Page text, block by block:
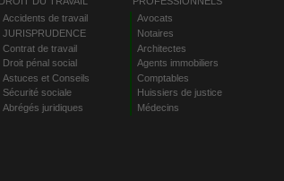
Accidents de travail
JURISPRUDENCE
Contrat de travail
Droit pénal social
Astuces et Conseils
Sécurité sociale
Abrégés juridiques
Avocats
Notaires
Architectes
Agents immobiliers
Comptables
Huissiers de justice
Médecins